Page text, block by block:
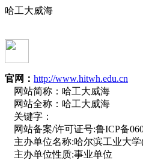
哈工大威海
官网： http://www.hitwh.edu.cn
网站简称： 哈工大威海
网站全称： 哈工大威海
关键字：
网站备案/许可证号:鲁ICP备
主办单位名称:哈尔滨工业大
主办单位性质:事业单位